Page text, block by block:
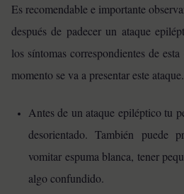
Es recomendable e importante
después de padecer un ataque
los síntomas correspondientes de
momento se va a presentar este ataque.
Antes de un ataque epiléptico tu
desorientado. También puede
vomitar espuma blanca, tener
algo confundido.